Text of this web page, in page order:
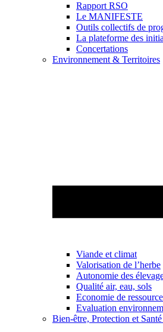
Rapport RSO
Le MANIFESTE
Outils collectifs de
La plateforme des
Concertations
Environnement & Territoires
Viande et climat
Valorisation de l’herbe
Autonomie des
Qualité air, eau, sols
Economie de
Evaluation
Bien-être, Protection et